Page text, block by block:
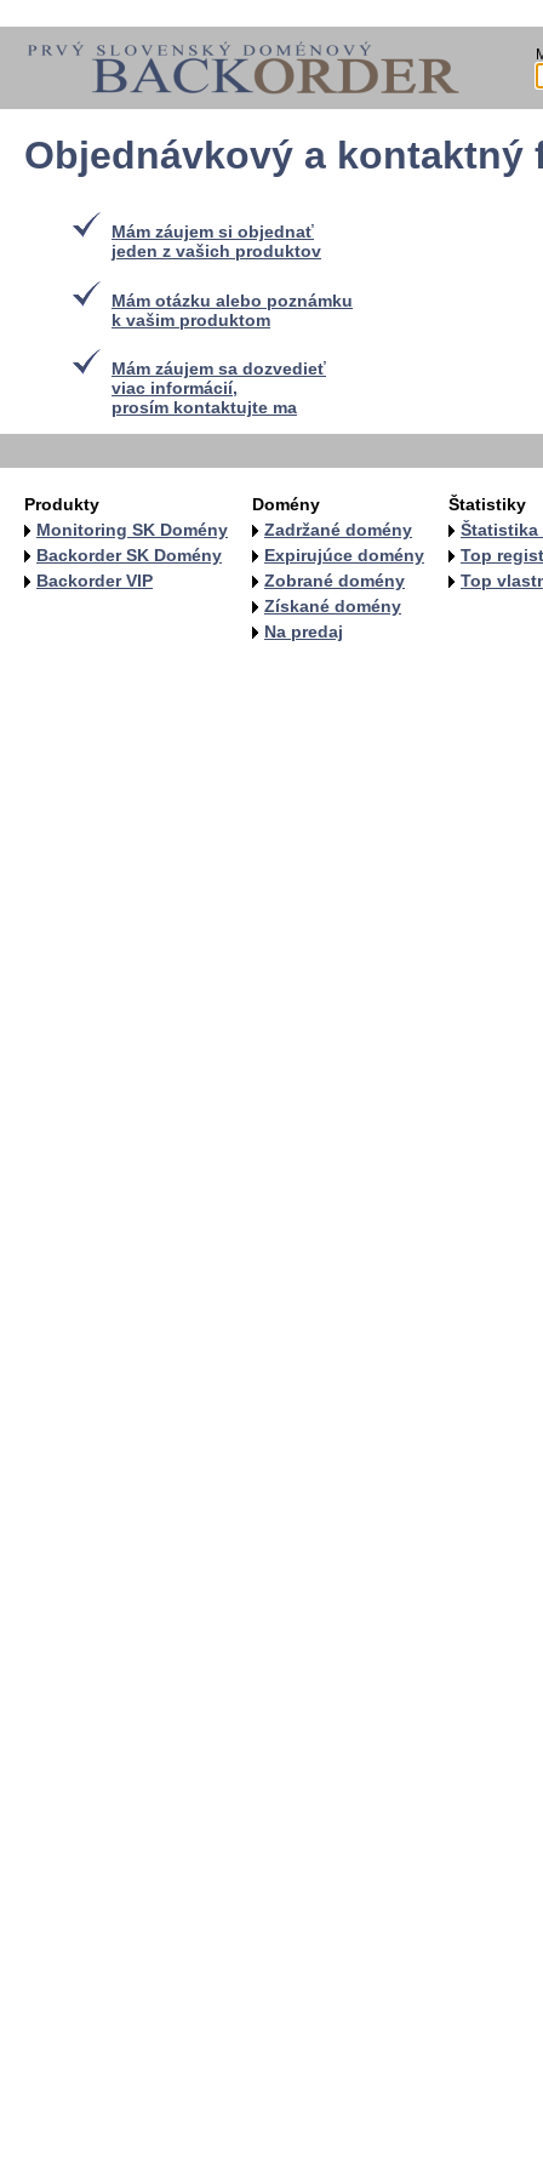
Objednávkový a kontaktný
Mám záujem si objednať
jeden z vašich produktov
Mám otázku alebo poznámku
k vašim produktom
Mám záujem sa dozvedieť
viac informácií,
prosím kontaktujte ma
Produkty
Monitoring SK Domény
Backorder SK Domény
Backorder VIP
Domény
Zadržané domény
Expirujúce domény
Zobrané domény
Získané domény
Na predaj
Štatistiky
Štatistika
Top
Top